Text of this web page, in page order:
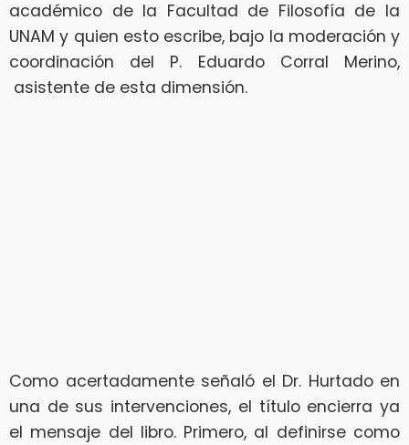
académico de la Facultad de Filosofía de la
UNAM y quien esto escribe, bajo la moderación y
coordinación del P. Eduardo Corral Merino,
asistente de esta dimensión.
Como acertadamente señaló el Dr. Hurtado en
una de sus intervenciones, el título encierra ya
el mensaje del libro. Primero, al definirse como